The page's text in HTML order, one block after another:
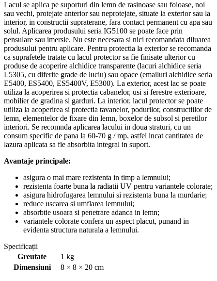
Lacul se aplica pe suporturi din lemn de rasinoase sau foioase, noi
sau vechi, protejate anterior sau neprotejate, situate la exterior sau la
interior, in constructii supraterane, fara contact permanent cu apa sau
solul. Aplicarea produsului seria IG5100 se poate face prin
pensulare sau imersie. Nu este necesara si nici recomandata diluarea
produsului pentru aplicare. Pentru protectia la exterior se recomanda
ca suprafetele tratate cu lacul protector sa fie finisate ulterior cu
produse de acoperire alchidice transparente (lacuri alchidice seria
L5305, cu diferite grade de luciu) sau opace (emailuri alchidice seria
E5400, ES5400, ES5400V, E5300). La exterior, acest lac se poate
utiliza la acoperirea si protectia cabanelor, usi si ferestre exterioare,
mobilier de gradina si garduri. La interior, lacul protector se poate
utiliza la acoperirea si protectia tavanelor, podurilor, constructiilor de
lemn, elementelor de fixare din lemn, boxelor de subsol si peretilor
interiori. Se recomnda aplicarea lacului in doua straturi, cu un
consum specific de pana la 60-70 g / mp, astfel incat cantitatea de
lazura aplicata sa fie absorbita integral in suport.
Avantaje principale:
asigura o mai mare rezistenta in timp a lemnului;
rezistenta foarte buna la radiatii UV pentru variantele colorate;
asigura hidrofugarea lemnului si rezistenta buna la murdarie;
reduce uscarea si umflarea lemnului;
absorbtie usoara si penetrare adanca in lemn;
variantele colorate confera un aspect placut, punand in
evidenta structura naturala a lemnului.
Specificații
Greutate
1 kg
Dimensiuni
8 × 8 × 20 cm